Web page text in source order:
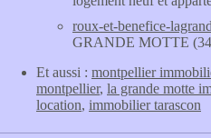
roux-et-benefice-
GRANDE MOTTE
Et aussi : montpellier
montpellier, la grande motte
location, immobilier tarascon